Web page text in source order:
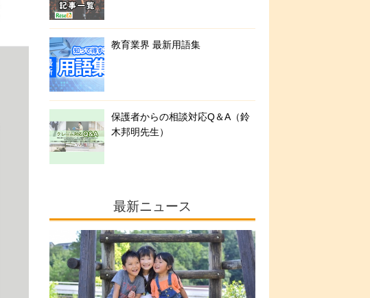
教育業界 最新用語集
保護者からの相談対応Q＆A（鈴
木邦明先生）
最新ニュース